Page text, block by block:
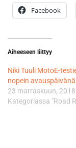
Facebook
Aiheeseen liittyy
Niki Tuuli MotoE-
nopein avauspäivänä
23 marraskuun, 2018
Kategoriassa "Road